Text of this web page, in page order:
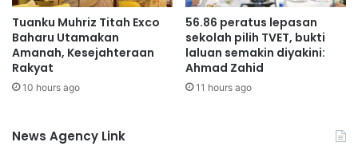
p
a
d
a
C
h
Tuanku Muhriz Titah Exco
Baharu Utamakan
Amanah, Kesejahteraan
Rakyat
10 hours ago
56.86 peratus lepasan
sekolah pilih TVET, bukti
laluan semakin diyakini:
Ahmad Zahid
11 hours ago
News Agency Link